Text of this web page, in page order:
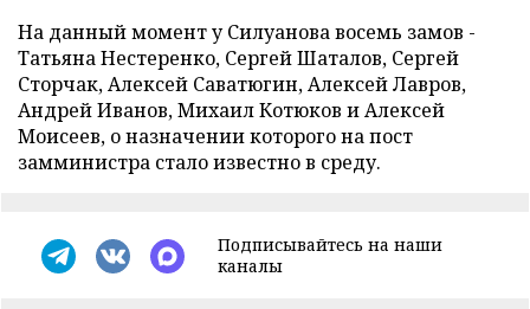
На данный момент у Силуанова восемь замов -
Татьяна Нестеренко, Сергей Шаталов, Сергей
Сторчак, Алексей Саватюгин, Алексей Лавров,
Андрей Иванов, Михаил Котюков и Алексей
Моисеев, о назначении которого на пост
замминистра стало известно в среду.
Подписывайтесь на наши
каналы